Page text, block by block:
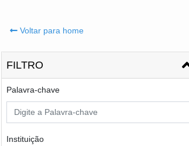
Voltar para home
FILTRO
Palavra-chave
Instituição